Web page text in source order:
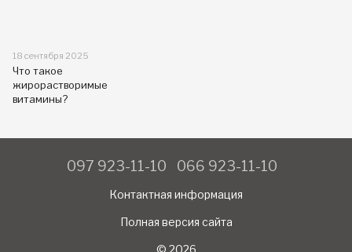
18 сентября 2025
Что такое
жирорастворимые
витамины?
097 923-11-10 066 923-11-10
Контактная информация
Полная версия сайта
© 2026